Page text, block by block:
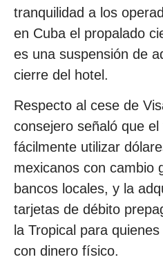
tranquilidad a los
en Cuba el propalado
es una suspensión de
cierre del hotel.
Respecto al cese de
consejero señaló que
fácilmente utilizar
mexicanos con cambio
bancos locales, y la
tarjetas de débito
la Tropical para
con dinero físico.